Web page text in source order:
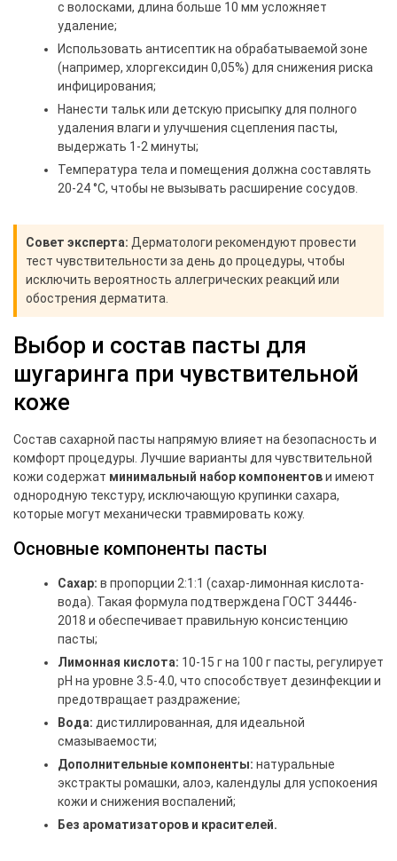
с волосками, длина больше 10 мм усложняет
удаление;
Использовать антисептик на обрабатываемой зоне
(например, хлоргексидин 0,05%) для снижения риска
инфицирования;
Нанести тальк или детскую присыпку для полного
удаления влаги и улучшения сцепления пасты,
выдержать 1-2 минуты;
Температура тела и помещения должна составлять
20-24 °С, чтобы не вызывать расширение сосудов.
Совет эксперта: Дерматологи рекомендуют провести
тест чувствительности за день до процедуры, чтобы
исключить вероятность аллегрических реакций или
обострения дерматита.
Выбор и состав пасты для
шугаринга при чувствительной
коже
Состав сахарной пасты напрямую влияет на безопасность и
комфорт процедуры. Лучшие варианты для чувствительной
кожи содержат минимальный набор компонентови имеют
однородную текстуру, исключающую крупинки сахара,
которые могут механически травмировать кожу.
Основные компоненты пасты
Сахар: в пропорции 2:1:1 (сахар-лимонная кислота-
вода). Такая формула подтверждена ГОСТ 34446-
2018 и обеспечивает правильную консистенцию
пасты;
Лимонная кислота: 10-15 г на 100 г пасты, регулирует
pH на уровне 3.5-4.0, что способствует дезинфекции и
предотвращает раздражение;
Вода: дистиллированная, для идеальной
смазываемости;
Дополнительные компоненты: натуральные
экстракты ромашки, алоэ, календулы для успокоения
кожи и снижения воспалений;
Без ароматизаторов и красителей.